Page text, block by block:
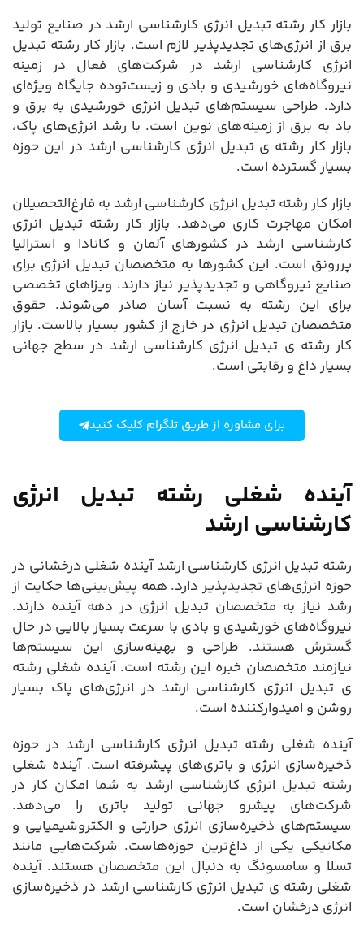
بازار کار رشته تبدیل انرژی کارشناسی ارشد در صنایع تولید
برق از انرژی‌های تجدیدپذیر لازم است. بازار کار رشته تبدیل
انرژی کارشناسی ارشد در شرکت‌های فعال در زمینه
نیروگاه‌های خورشیدی و بادی و زیست‌توده جایگاه ویژه‌ای
دارد. طراحی سیستم‌های تبدیل انرژی خورشیدی به برق و
باد به برق از زمینه‌های نوین است. با رشد انرژی‌های پاک،
بازار کار رشته ی تبدیل انرژی کارشناسی ارشد در این حوزه
بسیار گسترده است.
بازار کار رشته تبدیل انرژی کارشناسی ارشد به فارغ‌التحصیلان
امکان مهاجرت کاری می‌دهد. بازار کار رشته تبدیل انرژی
کارشناسی ارشد در کشورهای آلمان و کانادا و استرالیا
پررونق است. این کشورها به متخصصان تبدیل انرژی برای
صنایع نیروگاهی و تجدیدپذیر نیاز دارند. ویزاهای تخصصی
برای این رشته به نسبت آسان صادر می‌شوند. حقوق
متخصصان تبدیل انرژی در خارج از کشور بسیار بالاست. بازار
کار رشته ی تبدیل انرژی کارشناسی ارشد در سطح جهانی
بسیار داغ و رقابتی است.
برای مشاوره از طریق تلگرام کلیک کنید
آینده شغلی رشته تبدیل انرژی
کارشناسی ارشد
رشته تبدیل انرژی کارشناسی ارشد آینده شغلی درخشانی در
حوزه انرژی‌های تجدیدپذیر دارد. همه پیش‌بینی‌ها حکایت از
رشد نیاز به متخصصان تبدیل انرژی در دهه آینده دارند.
نیروگاه‌های خورشیدی و بادی با سرعت بسیار بالایی در حال
گسترش هستند. طراحی و بهینه‌سازی این سیستم‌ها
نیازمند متخصصان خبره این رشته است. آینده شغلی رشته
ی تبدیل انرژی کارشناسی ارشد در انرژی‌های پاک بسیار
روشن و امیدوارکننده است.
آینده شغلی رشته تبدیل انرژی کارشناسی ارشد در حوزه
ذخیره‌سازی انرژی و باتری‌های پیشرفته است. آینده شغلی
رشته تبدیل انرژی کارشناسی ارشد به شما امکان کار در
شرکت‌های پیشرو جهانی تولید باتری را می‌دهد.
سیستم‌های ذخیره‌سازی انرژی حرارتی و الکتروشیمیایی و
مکانیکی یکی از داغ‌ترین حوزه‌هاست. شرکت‌هایی مانند
تسلا و سامسونگ به دنبال این متخصصان هستند. آینده
شغلی رشته ی تبدیل انرژی کارشناسی ارشد در ذخیره‌سازی
انرژی درخشان است.